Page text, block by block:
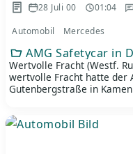
28 Juli 00 01:04
Automobil Mercedes
AMG Safetycar in
Wertvolle Fracht (Westf.
wertvolle Fracht hatte der
Gutenbergstraße in